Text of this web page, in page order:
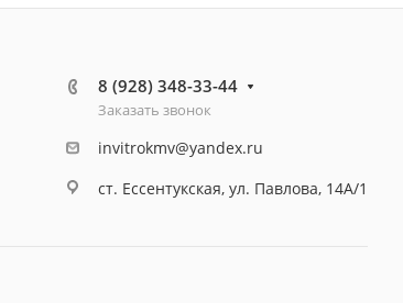
8 (928) 348-33-44
Заказать звонок
invitrokmv@yandex.ru
ст. Ессентукская, ул. Павлова, 14А/1